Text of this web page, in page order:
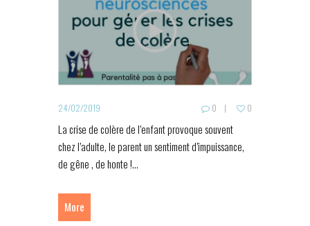
24/02/2019 0 0
La crise de colère de l’enfant provoque souvent
chez l’adulte, le parent un sentiment d’impuissance,
de gêne , de honte !...
More